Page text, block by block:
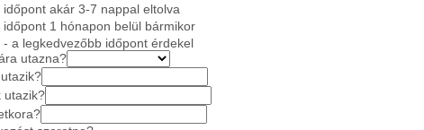
időpont akár 3-7 nappal eltolva
időpont 1 hónapon belül bármikor
- a legkedvezőbb időpont érdekel
utazna?
utazik?